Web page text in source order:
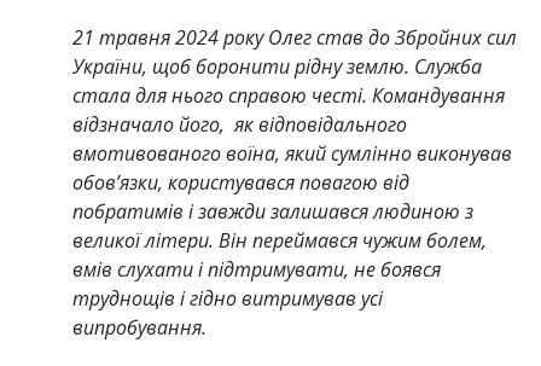
21 травня 2024 року Олег став до Збройних сил
України, щоб боронити рідну землю. Служба
стала для нього справою честі. Командування
відзначало його, як відповідального
вмотивованого воїна, який сумлінно виконував
обов’язки, користувався повагою від
побратимів і завжди залишався людиною з
великої літери. Він переймався чужим болем,
вмів слухати і підтримувати, не боявся
труднощів і гідно витримував усі
випробування.